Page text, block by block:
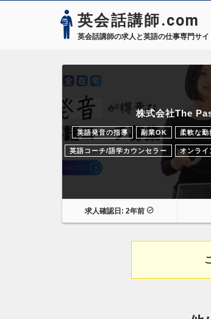
英会話講師.com
英会話講師の求人と英語の仕事専門サイ
株式会社The
英語発音の指導 副業OK 柔軟な勤
英語コーチ/語学カウンセラー オンライ
求人確認日: 2年前